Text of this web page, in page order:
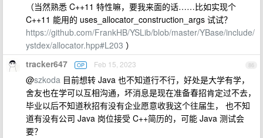
（当然熟悉 C++11 特性嘛，要我来面的话……比如实现个
C++11 能用的 uses_allocator_construction_args 试试？
https://github.com/FrankHB/YSLib/blob/master/YBase/include/
ystdex/allocator.hpp#L203 ）
86
tracker647 OP Feb 15, 2023
@szkoda 目前想转 Java 也不知道行不行，好处是大学有学，
舍友也在学可以互相沟通，坏消息是现在准备春招肯定过不去，
毕业以后不知道秋招有没有企业愿意收我这个往届生， 也不知
道有没有公司 Java 岗位接受 C++简历的，可能 Java 测试会
要？